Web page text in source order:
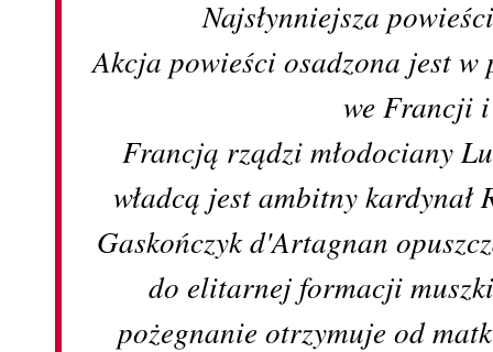
Najsłynniejsza
Akcja powieści osadzona jest
we Francji
Francją rządzi młodociany
władcą jest ambitny
Gaskończyk d'Artagnan
do elitarnej formacji
pożegnanie otrzymuje od